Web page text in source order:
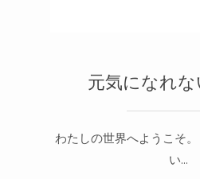
元気になれ
わたしの世界へようこそ。
い...